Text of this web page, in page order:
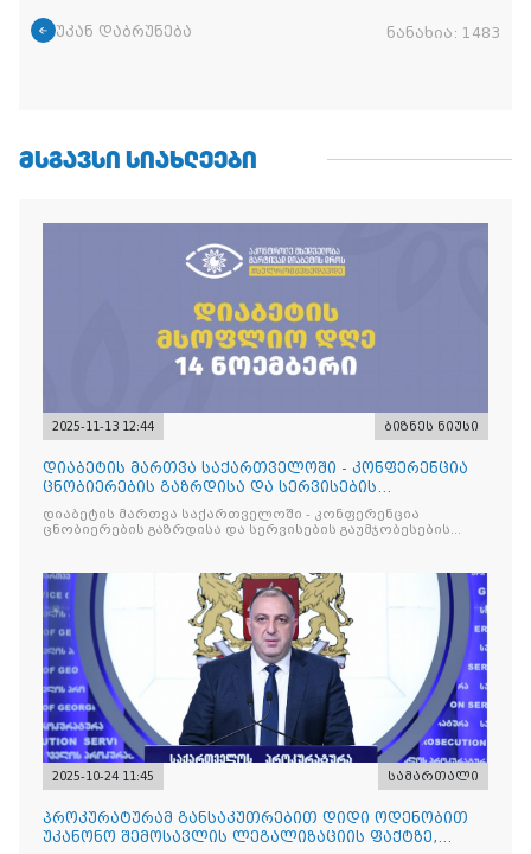
უკან დაბრუნება ნანახია: 1483
ᲛᲡᲒᲐᲕᲡᲘ ᲡᲘᲐᲮᲚᲔᲔᲑᲘ
2025-11-13 12:44 ბიზნეს ნიუსი
დიაბეტის მართვა საქართველოში - კონფერენცია
ცნობიერების გაზრდისა და სერვისების
გაუმჯობესების მიზნით
დიაბეტის მართვა საქართველოში - კონფერენცია
ცნობიერების გაზრდისა და სერვისების გაუმჯობესების
2025-10-24 11:45 სამართალი
პროკურატურამ განსაკუთრებით დიდი ოდენობით
უკანონო შემოსავლის ლეგალიზაციის ფაქტზე,